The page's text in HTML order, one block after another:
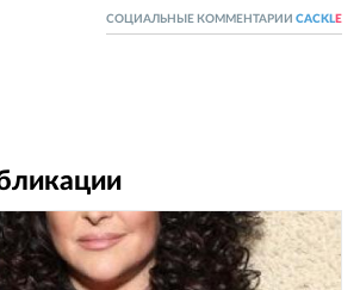
СОЦИАЛЬНЫЕ КОММЕНТАРИИ CACKL E